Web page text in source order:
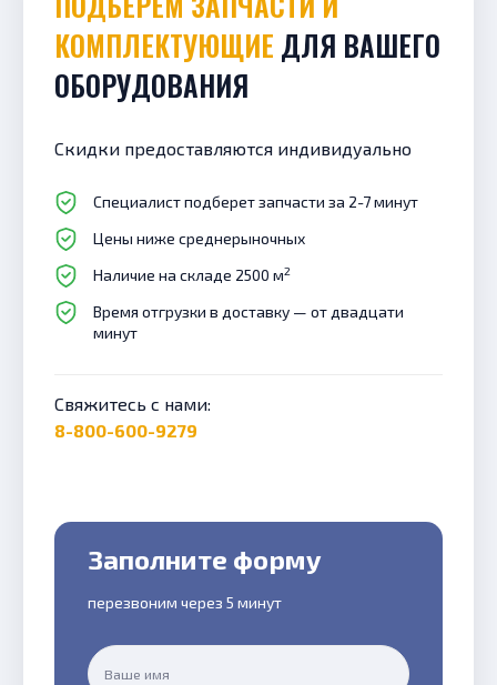
КОМПЛЕКТУЮЩИЕ ДЛЯ ВАШЕГО
ОБОРУДОВАНИЯ
Скидки предоставляются индивидуально
Специалист подберет запчасти за 2-7 минут
Цены ниже среднерыночных
Наличие на складе 2500 м2
Время отгрузки в доставку — от двадцати
минут
Свяжитесь с нами:
8-800-600-9279
Заполните форму
перезвоним через 5 минут
Ваше имя